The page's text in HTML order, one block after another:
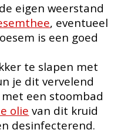
eigen weerstand
, eventueel
is een goed
te slapen met
je dit vervelend
een stoombad
olie van dit kruid
desinfecterend.